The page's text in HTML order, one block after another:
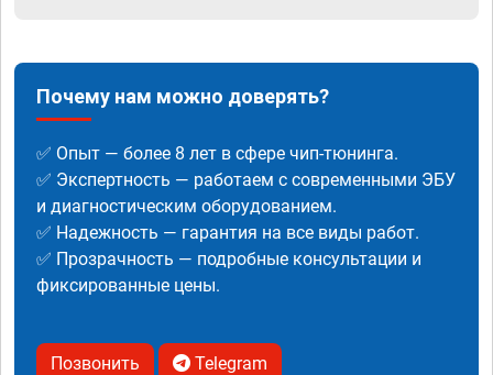
Почему нам можно доверять?
✅ Опыт — более 8 лет в сфере чип-тюнинга.
✅ Экспертность — работаем с современными ЭБУ
и диагностическим оборудованием.
✅ Надежность — гарантия на все виды работ.
✅ Прозрачность — подробные консультации и
фиксированные цены.
Позвонить Telegram